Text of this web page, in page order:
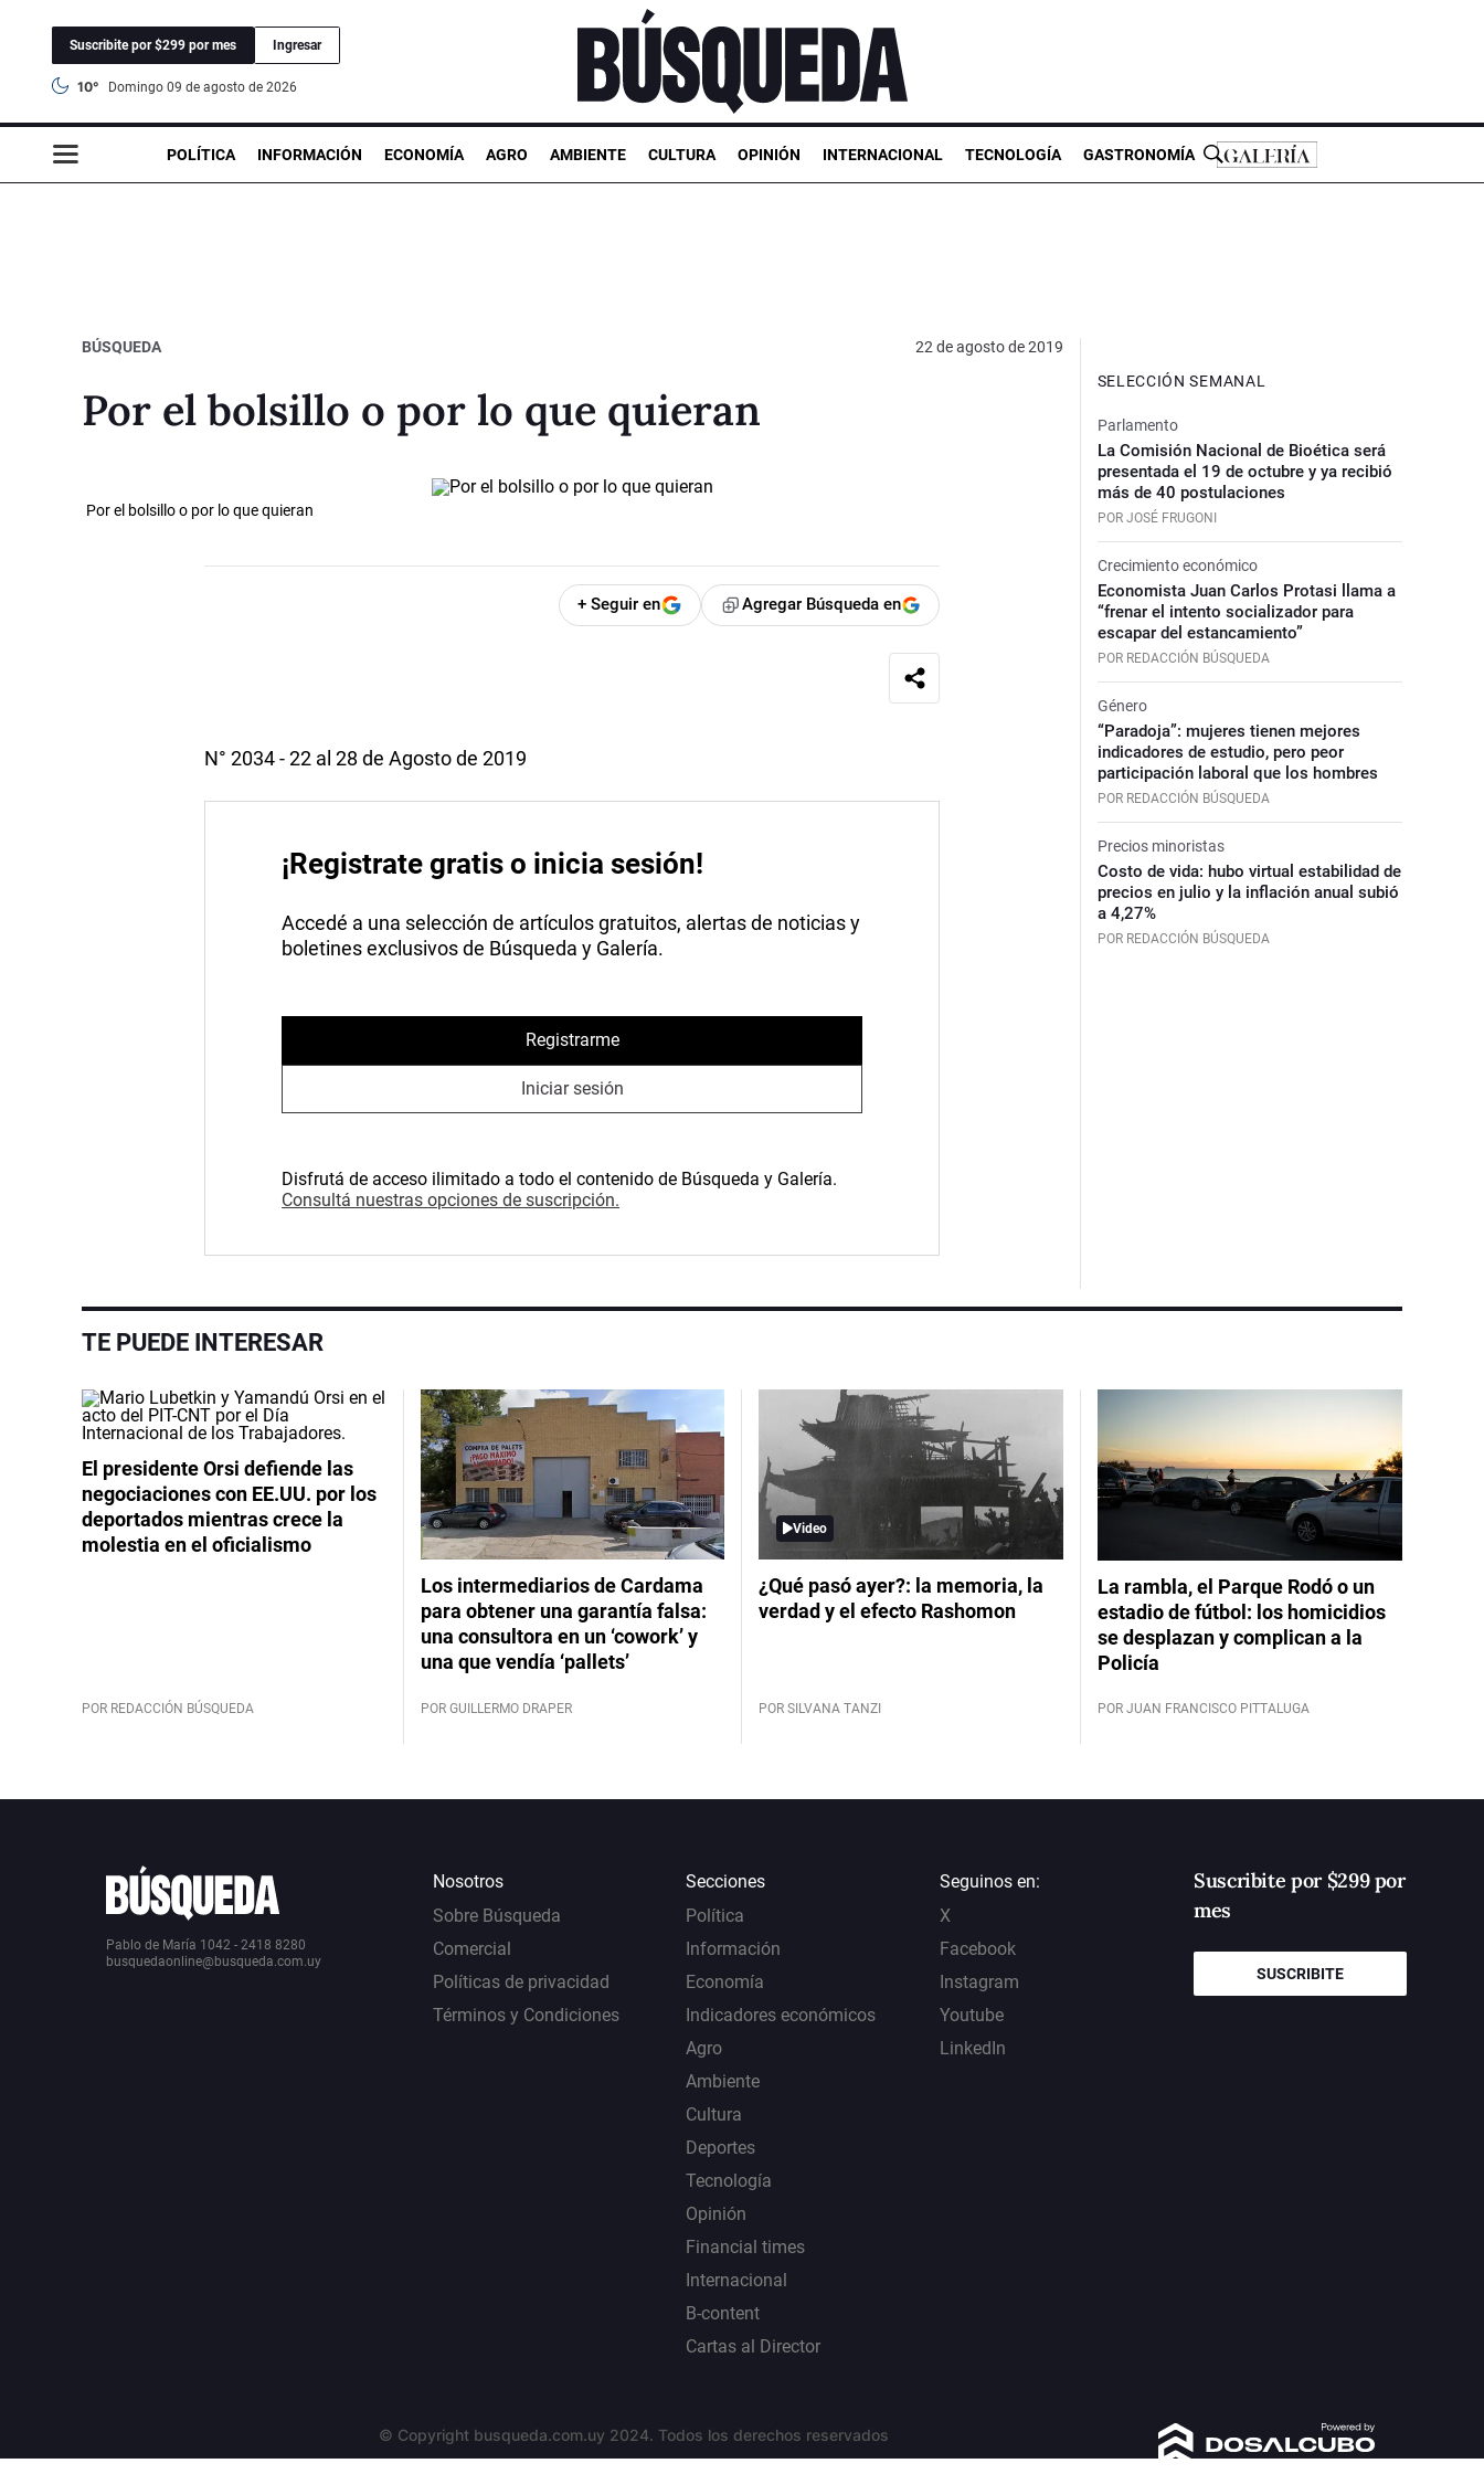
Suscribite por $299 por mes Ingresar
10° domingo 09 de agosto de 2026
POLÍTICA INFORMACIÓN ECONOMÍA AGRO AMBIENTE CULTURA OPINIÓN INTERNACIONAL TECNOLOGÍA GASTRONOMÍA
BÚSQUEDA 22 de agosto de 2019
Por el bolsillo o por lo que quieran
Por el bolsillo o por lo que quieran
+ Seguir en Agregar Búsqueda en
N° 2034 - 22 al 28 de Agosto de 2019
¡Registrate gratis o inicia sesión!
Accedé a una selección de artículos gratuitos, alertas de noticias y
boletines exclusivos de Búsqueda y Galería.
Registrarme
Iniciar sesión
Disfrutá de acceso ilimitado a todo el contenido de Búsqueda y Galería.
Consultá nuestras opciones de suscripción.
SELECCIÓN SEMANAL
Parlamento
La Comisión Nacional de Bioética será
presentada el 19 de octubre y ya recibió
más de 40 postulaciones
POR JOSÉ FRUGONI
Crecimiento económico
Economista Juan Carlos Protasi llama a
“frenar el intento socializador para
escapar del estancamiento”
POR REDACCIÓN BÚSQUEDA
Género
“Paradoja”: mujeres tienen mejores
indicadores de estudio, pero peor
participación laboral que los hombres
POR REDACCIÓN BÚSQUEDA
Precios minoristas
Costo de vida: hubo virtual estabilidad de
precios en julio y la inflación anual subió
a 4,27%
POR REDACCIÓN BÚSQUEDA
TE PUEDE INTERESAR
El presidente Orsi defiende las
negociaciones con EE.UU. por los
deportados mientras crece la
molestia en el oficialismo
POR REDACCIÓN BÚSQUEDA
Los intermediarios de Cardama
para obtener una garantía falsa:
una consultora en un ‘cowork’ y
una que vendía ‘pallets’
POR GUILLERMO DRAPER
Video
¿Qué pasó ayer?: la memoria, la
verdad y el efecto Rashomon
POR SILVANA TANZI
La rambla, el Parque Rodó o un
estadio de fútbol: los homicidios
se desplazan y complican a la
Policía
POR JUAN FRANCISCO PITTALUGA
Pablo de María 1042 - 2418 8280
busquedaonline@busqueda.com.uy
Nosotros
Sobre Búsqueda
Comercial
Políticas de privacidad
Términos y Condiciones
Secciones
Política
Información
Economía
Indicadores económicos
Agro
Ambiente
Cultura
Deportes
Tecnología
Opinión
Financial times
Internacional
B-content
Cartas al Director
Seguinos en:
X
Facebook
Instagram
Youtube
LinkedIn
Suscribite por $299 por
mes
SUSCRIBITE
© Copyright busqueda.com.uy 2024. Todos los derechos reservados